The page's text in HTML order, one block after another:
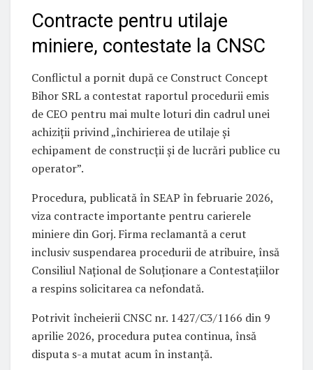
Contracte pentru utilaje
miniere, contestate la CNSC
Conflictul a pornit după ce Construct Concept
Bihor SRL a contestat raportul procedurii emis
de CEO pentru mai multe loturi din cadrul unei
achiziții privind „închirierea de utilaje și
echipament de construcții și de lucrări publice cu
operator”.
Procedura, publicată în SEAP în februarie 2026,
viza contracte importante pentru carierele
miniere din Gorj. Firma reclamantă a cerut
inclusiv suspendarea procedurii de atribuire, însă
Consiliul Național de Soluționare a Contestațiilor
a respins solicitarea ca nefondată.
Potrivit încheierii CNSC nr. 1427/C3/1166 din 9
aprilie 2026, procedura putea continua, însă
disputa s-a mutat acum în instanță.